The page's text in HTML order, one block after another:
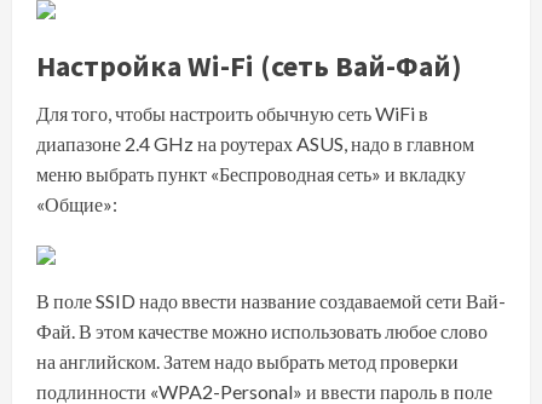
Настройка Wi-Fi (сеть Вай-Фай)
Для того, чтобы настроить обычную сеть WiFi в
диапазоне 2.4 GHz на роутерах ASUS, надо в главном
меню выбрать пункт «Беспроводная сеть» и вкладку
«Общие»:
В поле SSID надо ввести название создаваемой сети Вай-
Фай. В этом качестве можно использовать любое слово
на английском. Затем надо выбрать метод проверки
подлинности «WPA2-Personal» и ввести пароль в поле